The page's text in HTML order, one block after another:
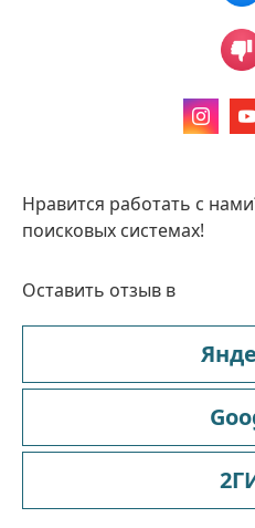
Нравится работать с
поисковых системах!
Оставить отзыв в